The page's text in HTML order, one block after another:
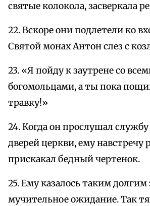
святые колокола, засверкала
22. Вскоре они подлетели ко
Святой монах Антон слез с
23. «Я пойду к заутрене со
богомольцами, а ты пока
травку!»
24. Когда он прослушал
дверей церкви, ему навстречу
прискакал бедный чертенок.
25. Ему казалось таким долгим
мучительное ожидание. Так